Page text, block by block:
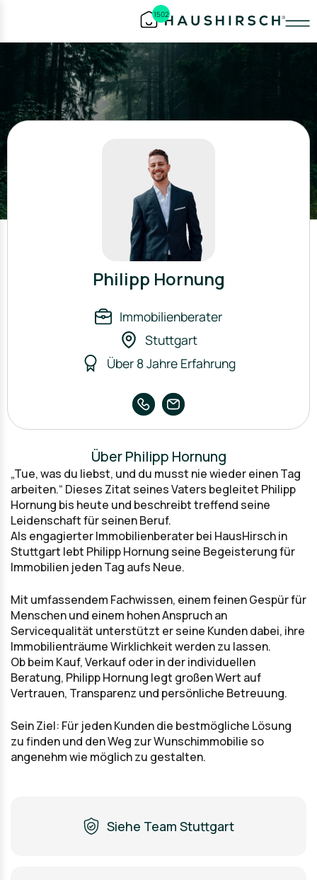
1502
Philipp Hornung
Immobilienberater
Stuttgart
Über 8 Jahre Erfahrung
Über Philipp Hornung
„Tue, was du liebst, und du musst nie wieder einen Tag
arbeiten.“ Dieses Zitat seines Vaters begleitet Philipp
Hornung bis heute und beschreibt treffend seine
Leidenschaft für seinen Beruf.
Als engagierter Immobilienberater bei HausHirsch in
Stuttgart lebt Philipp Hornung seine Begeisterung für
Immobilien jeden Tag aufs Neue.
Mit umfassendem Fachwissen, einem feinen Gespür für
Menschen und einem hohen Anspruch an
Servicequalität unterstützt er seine Kunden dabei, ihre
Immobilienträume Wirklichkeit werden zu lassen.
Ob beim Kauf, Verkauf oder in der individuellen
Beratung, Philipp Hornung legt großen Wert auf
Vertrauen, Transparenz und persönliche Betreuung.
Sein Ziel: Für jeden Kunden die bestmögliche Lösung
zu finden und den Weg zur Wunschimmobilie so
angenehm wie möglich zu gestalten.
Siehe Team Stuttgart